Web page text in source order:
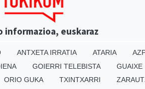
informazioa, euskaraz
ANTXETA IRRATIA ATARIA
GOIERRI TELEBISTA
GUAIXE
ORIO GUKA TXINTXARRI